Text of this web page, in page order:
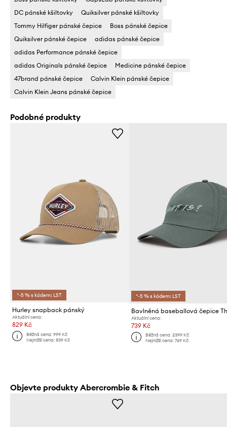
DC pánské kšiltovky
Quiksilver pánské kšiltovky
Tommy Hilfiger pánské čepice
Boss pánské čepice
Quiksilver pánské čepice
adidas pánské čepice
adidas Performance pánské čepice
adidas Originals pánské čepice
Medicine pánské čepice
47brand pánské čepice
Calvin Klein pánské čepice
Calvin Klein Jeans pánské čepice
Podobné produkty
*-5 % s kódem: LST
Hurley snapback pánský
Aktuální cena:
829 Kč
Běžná cena:999 Kč
Nejnižší cena:839 Kč
*-5 % s kódem: LST
Aktuální cena:
739 Kč
Běžná cena: 2399 Kč
Nejnižší cena: 769 Kč
Objevte produkty Abercrombie & Fitch